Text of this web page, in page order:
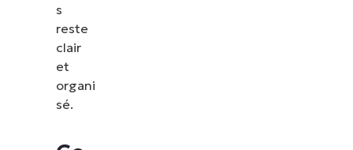
s
reste
clair
et
organi
sé.